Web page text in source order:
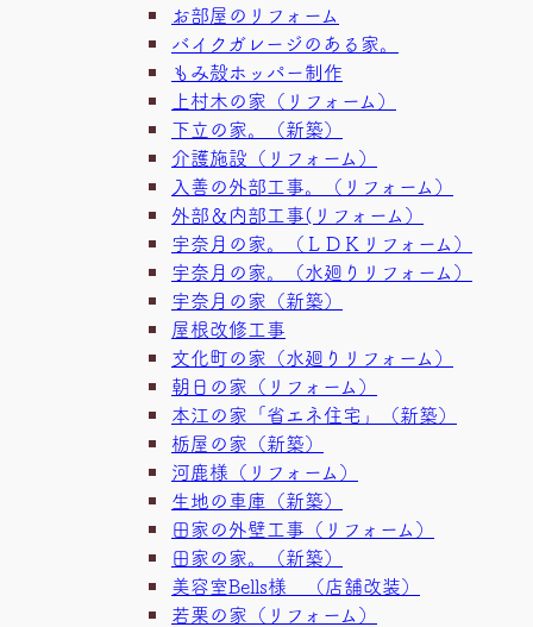
お部屋のリフォーム
バイクガレージのある家。
もみ殻ホッパー制作
上村木の家（リフォーム）
下立の家。（新築）
介護施設（リフォーム）
入善の外部工事。（リフォーム）
外部＆内部工事(リフォーム）
宇奈月の家。（ＬＤＫリフォーム）
宇奈月の家。（水廻りリフォーム）
宇奈月の家（新築）
屋根改修工事
文化町の家（水廻りリフォーム）
朝日の家（リフォーム）
本江の家「省エネ住宅」（新築）
栃屋の家（新築）
河鹿様（リフォーム）
生地の車庫（新築）
田家の外壁工事（リフォーム）
田家の家。（新築）
美容室Bells様 （店舗改装）
若栗の家（リフォーム）